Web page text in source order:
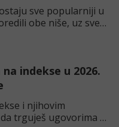
sve popularniji u
obe niše, uz sve
indekse u 2026.
i njihovim
trguješ ugovorima o